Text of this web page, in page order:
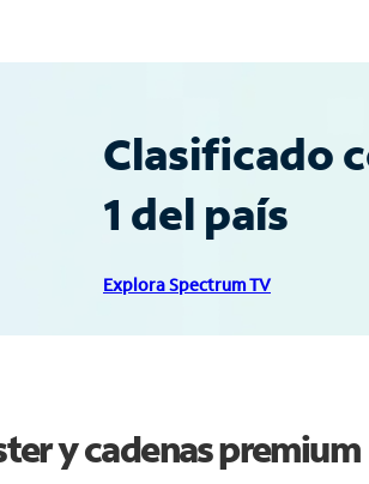
Clasificado
1 del país
Explora Spectrum TV
y cadenas premium